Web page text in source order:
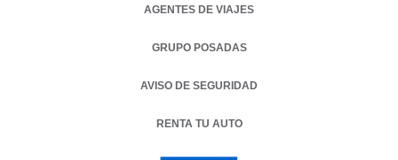
AGENTES DE VIAJES
GRUPO POSADAS
AVISO DE SEGURIDAD
RENTA TU AUTO
OPENS IN A NEW TAB.